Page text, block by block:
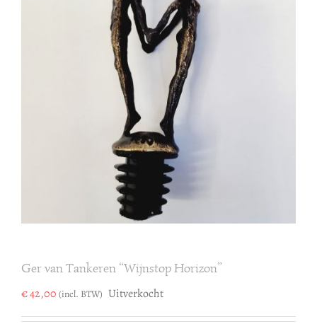
Ger van Tankeren “Wijnstop Horizon”
€42,00 (incl. BTW) Uitverkocht